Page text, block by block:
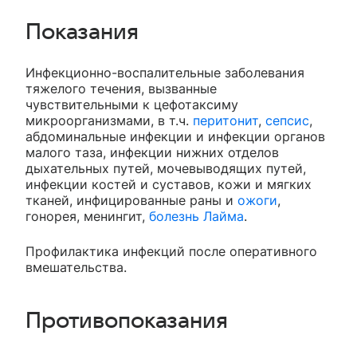
Показания
Инфекционно-воспалительные заболевания
тяжелого течения, вызванные
чувствительными к цефотаксиму
микроорганизмами, в т.ч. перитонит, сепсис,
абдоминальные инфекции и инфекции органов
малого таза, инфекции нижних отделов
дыхательных путей, мочевыводящих путей,
инфекции костей и суставов, кожи и мягких
тканей, инфицированные раны и ожоги,
гонорея, менингит, болезнь Лайма.
Профилактика инфекций после оперативного
вмешательства.
Противопоказания